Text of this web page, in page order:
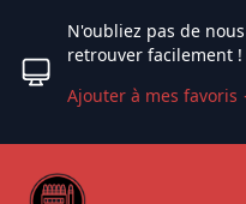
N'oubliez pas de
retrouver facilement !
Ajouter à mes favoris
Web coloriage